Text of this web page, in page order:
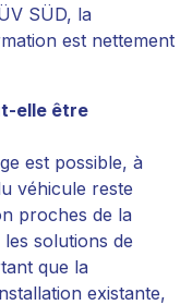
SÜD, la
est nettement
elle être
est possible, à
véhicule reste
proches de la
solutions de
que la
existante,